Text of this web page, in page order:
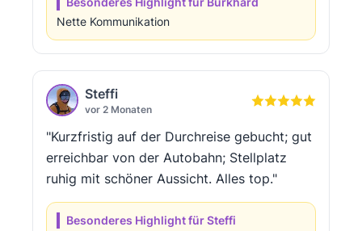
Nette Kommunikation
Steffi
vor 2 Monaten
"Kurzfristig auf der Durchreise gebucht; gut
erreichbar von der Autobahn; Stellplatz
ruhig mit schöner Aussicht. Alles top."
Besonderes Highlight für Steffi